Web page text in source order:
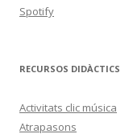
Spotify
RECURSOS DIDÀCTICS
Activitats clic música
Atrapasons